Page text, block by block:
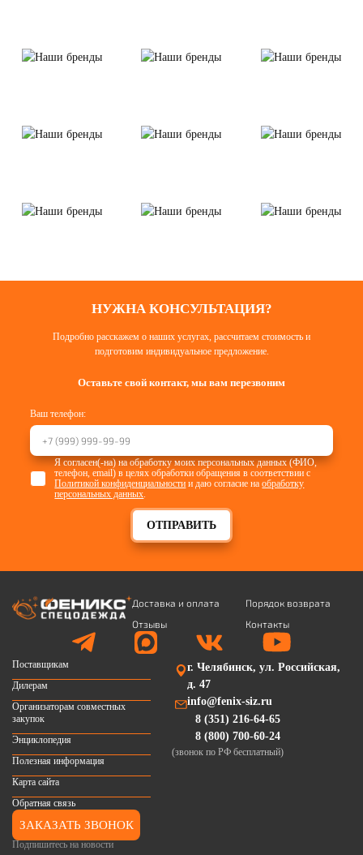
НУЖНА КОНСУЛЬТАЦИЯ?
Подробно расскажем о наших услугах, рассчитаем стоимость и
подготовим индивидуальное предложение.
Оставьте свой контакт, мы вам перезвоним
Ваш телефон:
ОТПРАВИТЬ
Я согласен(-на) на обработку моих персональных данных (ФИО,
телефон, email) в целях обработки обращения в соответствии с
Политикой конфиденциальности и даю согласие наобработку
персональных данных
Доставка и оплата
Порядок возврата
Отзывы
Контакты
Подпишитесь на новости
Поставщикам
Дилерам
Организаторам совместных
закупок
Энциклопедия
Полезная информация
Карта сайта
Обратная связь
г. Челябинск, ул. Российская,
д. 47
info@fenix-siz.ru
8 (351) 216-64-65
8 (800) 700-60-24
(звонок по РФ бесплатный)
ЗАКАЗАТЬ ЗВОНОК